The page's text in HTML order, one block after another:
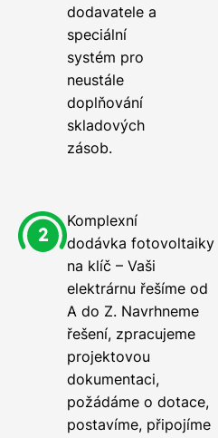
dodavatele a
speciální
systém pro
neustále
doplňování
skladových
zásob.
Komplexní
dodávka fotovoltaiky
na klíč – Vaši
elektrárnu řešíme od
A do Z. Navrhneme
řešení, zpracujeme
projektovou
dokumentaci,
požádáme o dotace,
postavíme, připojíme